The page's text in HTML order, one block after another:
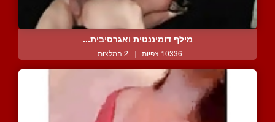
מילף דומיננטית ואגרסיבית...
10336 צפיות | 2 המלצות